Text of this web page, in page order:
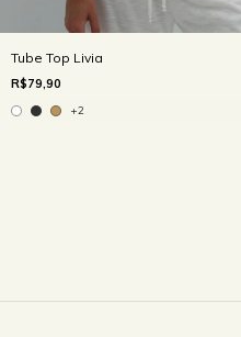
Tube Top Livia
R$79,90
+2